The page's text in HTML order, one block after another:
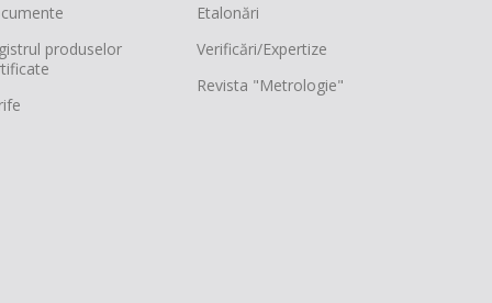
produselor
Etalonări
Verificări/Expertize
Revista "Metrologie"